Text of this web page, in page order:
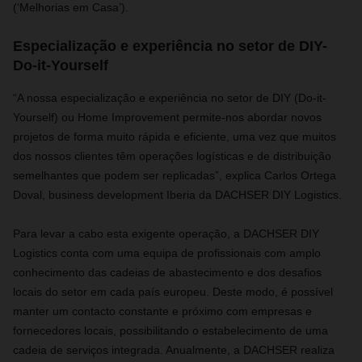
(‘Melhorias em Casa’).
Especialização e experiência no setor de DIY-
Do-it-Yourself
“A nossa especialização e experiência no setor de DIY (Do-it-
Yourself) ou Home Improvement permite-nos abordar novos
projetos de forma muito rápida e eficiente, uma vez que muitos
dos nossos clientes têm operações logísticas e de distribuição
semelhantes que podem ser replicadas”, explica Carlos Ortega
Doval, business development Iberia da DACHSER DIY Logistics.
Para levar a cabo esta exigente operação, a DACHSER DIY
Logistics conta com uma equipa de profissionais com amplo
conhecimento das cadeias de abastecimento e dos desafios
locais do setor em cada país europeu. Deste modo, é possível
manter um contacto constante e próximo com empresas e
fornecedores locais, possibilitando o estabelecimento de uma
cadeia de serviços integrada. Anualmente, a DACHSER realiza